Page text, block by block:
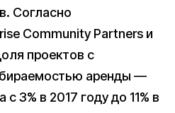
Согласно
Community Partners и
проектов с
аренды —
3% в 2017 году до 11% в